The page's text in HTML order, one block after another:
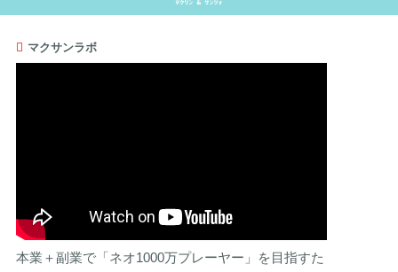
マクサンラボ
本業＋副業で「ネオ1000万プレーヤー」を目指すた